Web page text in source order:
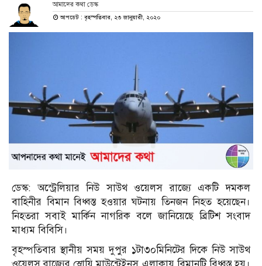
আমাদের কথা ডেস্ক
আপডেট : বৃহস্পতিবার, ২৩ জানুয়ারী, ২০২০
ডেস্ক: অস্ট্রেলিয়ার নিউ সাউথ ওয়েলস রাজ্যে একটি দমকল
বাহিনীর বিমান বিধ্বস্ত হওয়ার ঘটনায় তিনজন নিহত হয়েছেন।
নিহতরা সবাই মার্কিন নাগরিক বলে জানিয়েছে ব্রিটিশ সংবাদ
মাধ্যম বিবিসি।
বৃহস্পতিবার স্থানীয় সময় দুপুর ১টা৩০মিনিটের দিকে নিউ সাউথ